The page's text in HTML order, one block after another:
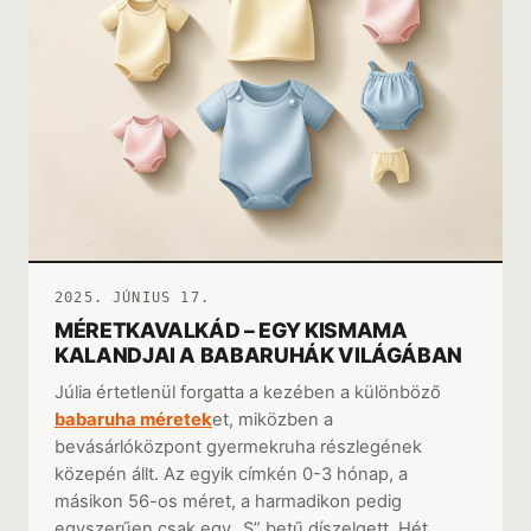
2025. JÚNIUS 17.
MÉRETKAVALKÁD – EGY KISMAMA
KALANDJAI A BABARUHÁK VILÁGÁBAN
Júlia értetlenül forgatta a kezében a különböző
babaruha méreteket, miközben a
bevásárlóközpont gyermekruha részlegének
közepén állt. Az egyik címkén 0-3 hónap, a
másikon 56-os méret, a harmadikon pedig